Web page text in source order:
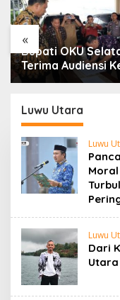
«
Bupati OKU
Terima Audiensi
Samsat, Perkuat
Pendapatan
Luwu Utara
Luwu
Luwu
Dari